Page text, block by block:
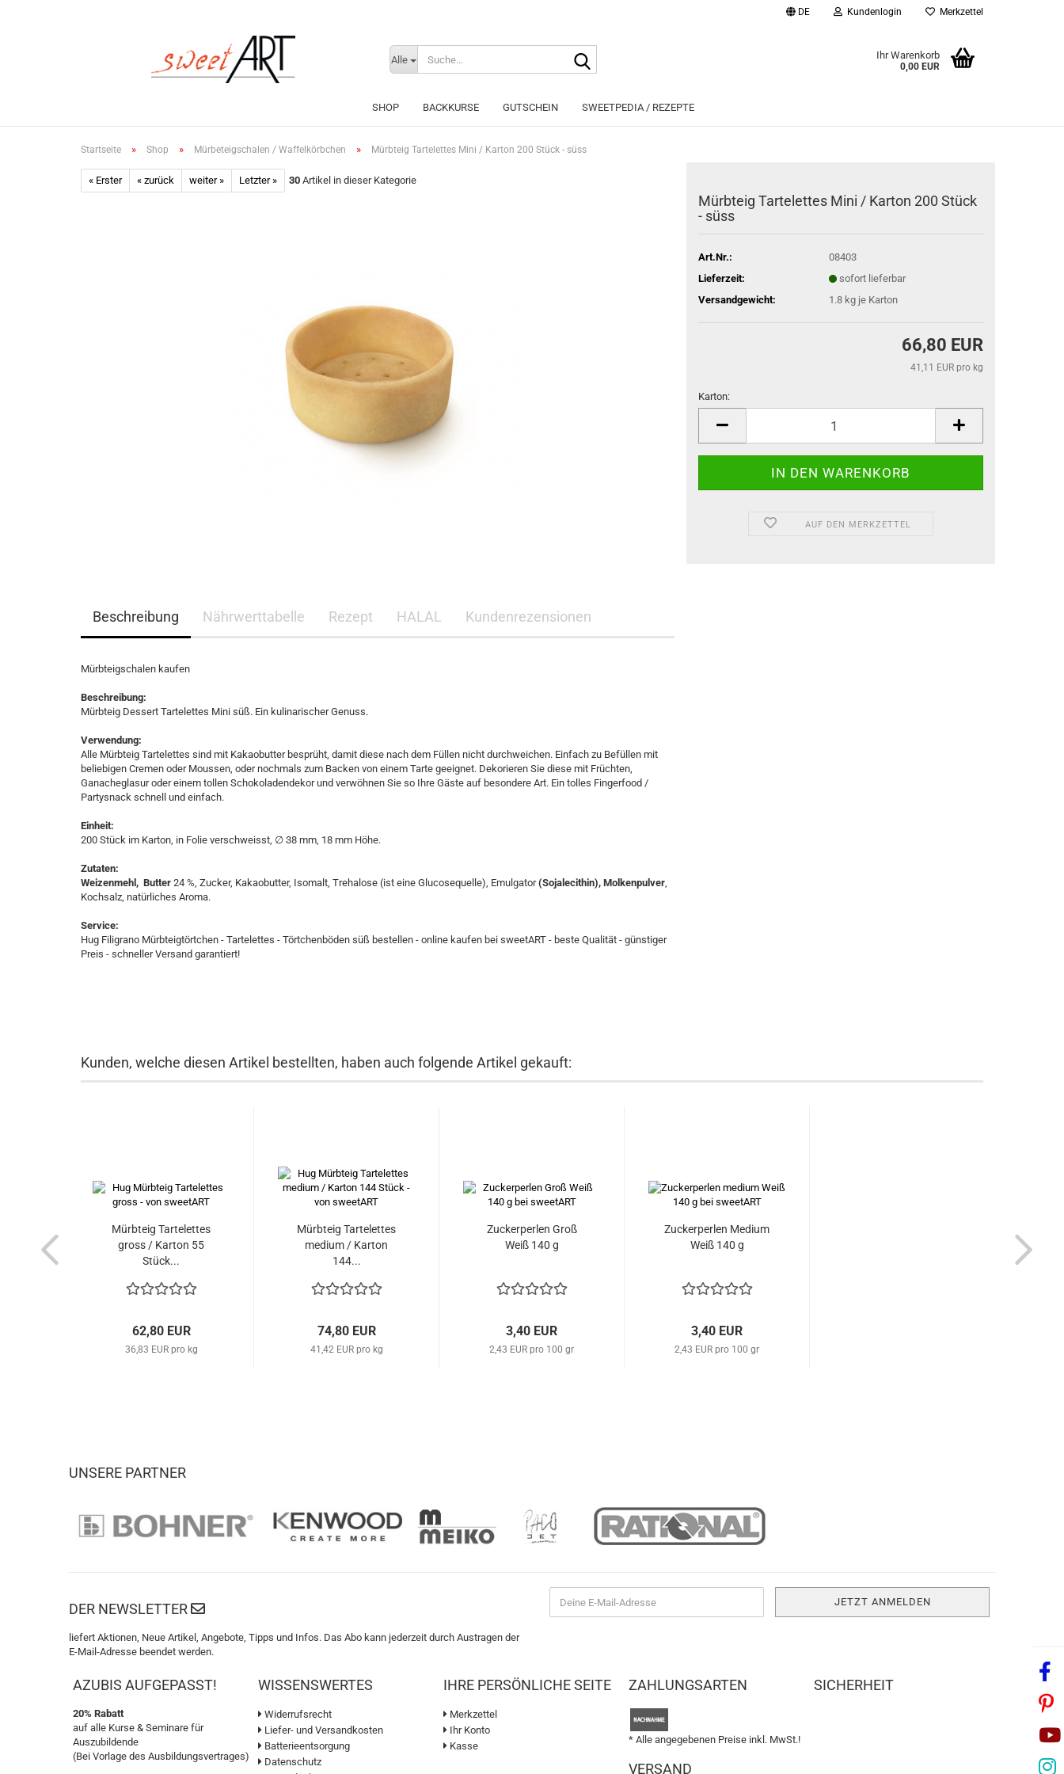
DE Kundenlogin
Konto erstellen
Passwort vergessen?
Merkzettel
Alle Ihr Warenkorb
0,00 EUR
SHOP BACKKURSE GUTSCHEIN SWEETPEDIA / REZEPTE
Startseite » Shop » Mürbeteigschalen / Waffelkörbchen » Mürbteig Tartelettes Mini / Karton 200 Stück - süss
« Erster « zurück weiter » Letzter » 30 Artikel in dieser Kategorie
Mürbteig Tartelettes Mini / Karton 200 Stück
- süss
Art.Nr.:
08403
Lieferzeit:
sofort lieferbar
Versandgewicht:
1.8 kg je Karton
66,80 EUR
41,11 EUR pro kg
Karton:
Karton
AUF DEN MERKZETTEL
Beschreibung Nährwerttabelle Rezept HALAL Kundenrezensionen
Mürbteigschalen kaufen
Beschreibung:
Mürbteig Dessert Tartelettes Mini süß. Ein kulinarischer Genuss.
Verwendung:
Alle Mürbteig Tartelettes sind mit Kakaobutter besprüht, damit diese nach dem Füllen nicht durchweichen. Einfach zu Befüllen mit
beliebigen Cremen oder Moussen, oder nochmals zum Backen von einem Tarte geeignet. Dekorieren Sie diese mit Früchten,
Ganacheglasur oder einem tollen Schokoladendekor und verwöhnen Sie so Ihre Gäste auf besondere Art. Ein tolles Fingerfood /
Partysnack schnell und einfach.
Einheit:
200 Stück im Karton, in Folie verschweisst, ∅ 38 mm, 18 mm Höhe.
Zutaten:
Weizenmehl, Butter 24 %, Zucker, Kakaobutter, Isomalt, Trehalose (ist eine Glucosequelle), Emulgator(Sojalecithin), Molkenpulver,
Kochsalz, natürliches Aroma.
Service:
Hug Filigrano Mürbteigtörtchen - Tartelettes - Törtchenböden süß bestellen - online kaufen bei sweetART - beste Qualität - günstiger
Preis - schneller Versand garantiert!
Kunden, welche diesen Artikel bestellten, haben auch folgende Artikel gekauft:
Mürbteig Tartelettes
gross / Karton 55
Stück...
62,80 EUR
36,83 EUR pro kg
Mürbteig Tartelettes
medium / Karton
144...
74,80 EUR
41,42 EUR pro kg
Zuckerperlen Groß
Weiß 140 g
3,40 EUR
2,43 EUR pro 100 gr
Zuckerperlen Medium
Weiß 140 g
3,40 EUR
2,43 EUR pro 100 gr
UNSERE PARTNER
DER NEWSLETTER
liefert Aktionen, Neue Artikel, Angebote, Tipps und Infos. Das Abo kann jederzeit durch Austragen der
E-Mail-Adresse beendet werden.
AZUBIS AUFGEPASST!
20% Rabatt
auf alle Kurse & Seminare für
Auszubildende
(Bei Vorlage des Ausbildungsvertrages)
WISSENSWERTES
Widerrufsrecht
Liefer- und Versandkosten
Batterieentsorgung
Datenschutz
IHRE PERSÖNLICHE SEITE
Merkzettel
Ihr Konto
Kasse
ZAHLUNGSARTEN
* Alle angegebenen Preise inkl. MwSt.!
VERSAND
SICHERHEIT